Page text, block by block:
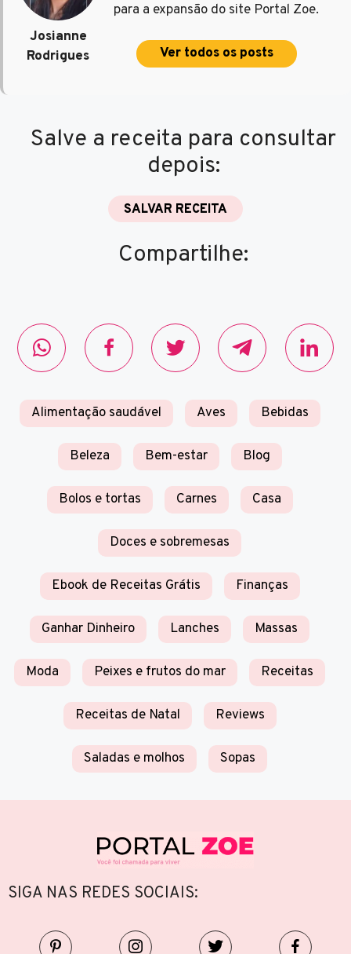
Josianne
Rodrigues
para a expansão do site Portal Zoe.
Ver todos os posts
Salve a receita para consultar
depois:
SALVAR RECEITA
Compartilhe:
Alimentação saudável Aves Bebidas
Beleza Bem-estar Blog
Bolos e tortas Carnes Casa
Doces e sobremesas
Ebook de Receitas Grátis Finanças
Ganhar Dinheiro Lanches Massas
Moda Peixes e frutos do mar Receitas
Receitas de Natal Reviews
Saladas e molhos Sopas
SIGA NAS REDES SOCIAIS: